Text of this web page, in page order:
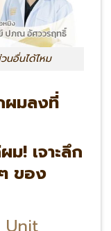
นอื่นได้ไหม
ผมลงที่
ม! เจาะลึก
ของ
Unit